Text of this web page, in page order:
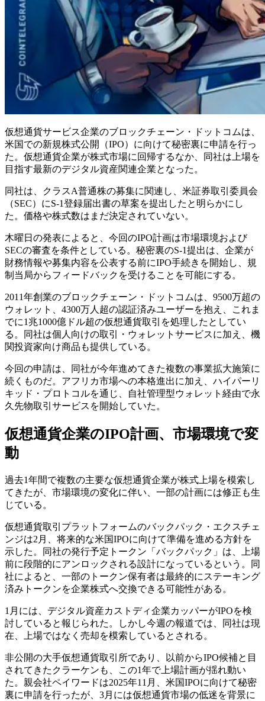
仮想通貨サービス企業のブロックチェーン・ドットコムは、
米国での新規株式公開（IPO）に向けて秘密裏に申請を行っ
た。仮想通貨企業が株式市場に回帰するなか、同社は上場を
目指す最新のデジタル資産関連企業となった。
同社は、クラスA普通株の募集に関連し、米証券取引委員会
（SEC）にS-1登録届出書の草案を提出したと明らかにし
た。価格や株式数はまだ決定されていない。
木曜日の発表によると、今回のIPO計画は市場環境および
SECの審査を条件としている。秘密裏のS-1提出は、企業が
財務情報や募集内容を公表する前にIPO手続きを開始し、規
制当局からフィードバックを受けることを可能にする。
2011年創業のブロックチェーン・ドットコムは、9500万超の
ウォレット、4300万人超の認証済みユーザーを抱え、これま
でに1兆1000億ドル超の仮想通貨取引を処理したとしてい
る。同社は個人向けの取引・ウォレットサービスに加え、機
関投資家向け商品も提供している。
今回の申請は、同社が今年進めてきた複数の事業拡大施策に
続くものだ。アフリカ市場への本格進出に加え、ハイパーリ
キッド・プロトコルを通じ、自社管理型ウォレット経由で永
久先物取引サービスを開始していた。
仮想通貨企業のIPO計画、市場環境で変
動
過去1年間で複数の主要な仮想通貨企業が株式上場を模索し
てきたが、市場環境の変化に伴い、一部の計画には修正も生
じている。
仮想通貨取引プラットフォームのバックパック・エクスチェ
ンジは2月、将来的な米国IPOに向けて準備を進める方針を
示した。同社の発行予定トークン「バックパック」は、上場
前に段階的にアンロックされる設計になっているという。同
社によると、一部のトークン保有者は最終的にステーキング
済みトークンを企業株式へ交換できる可能性がある。
1月には、デジタル資産カストディ企業カッパーがIPOを検
討していると報じられた。しかし今週の報道では、同社は現
在、上場ではなく売却を模索しているとされる。
非公開の大手仮想通貨取引所であり、以前からIPO候補と目
されてきたクラーケンも、この1年で上場計画が揺れ動い
た。親会社ペイワードは2025年11月、米国IPOに向けて秘密
裏に申請を行ったが、3月には仮想通貨市場の低迷を背景に